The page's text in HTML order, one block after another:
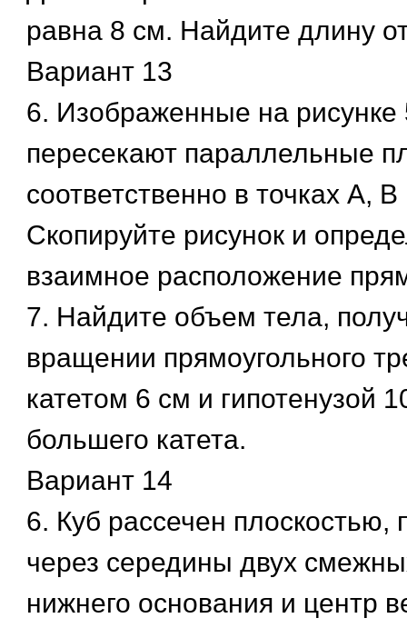
равна 8 см. Найдите длину
Вариант 13
6. Изображенные на
пересекают параллельные
соответственно в точках А,
Скопируйте рисунок и
взаимное расположение
7. Найдите объем тела,
вращении прямоугольного
катетом 6 см и гипотенузой
большего катета.
Вариант 14
6. Куб рассечен плоскостью,
через середины двух
нижнего основания и центр